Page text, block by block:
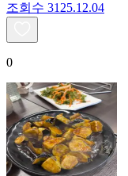
조회수 31 25.12.04
0